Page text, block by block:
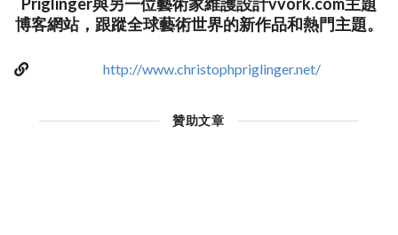
博客網站，跟蹤全球藝術世界的新作品和熱門主題。
http://www.christophpriglinger.net/
贊助文章